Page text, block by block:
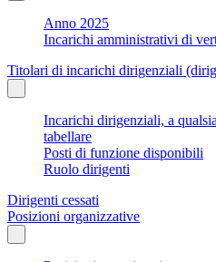
Anno 2025
Incarichi amministrativi di
Titolari di incarichi dirigenziali
Incarichi dirigenziali, a
tabellare
Posti di funzione disponibili
Ruolo dirigenti
Dirigenti cessati
Posizioni organizzative